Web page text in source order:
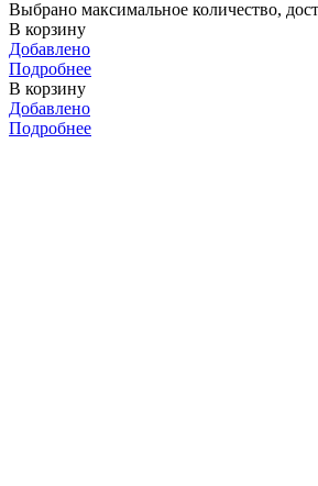
Выбрано максимальное количество,
В корзину
Добавлено
Подробнее
В корзину
Добавлено
Подробнее